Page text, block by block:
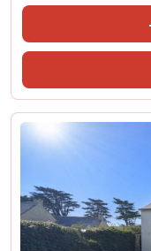
toutes vos attentes... En
généreuse avec son